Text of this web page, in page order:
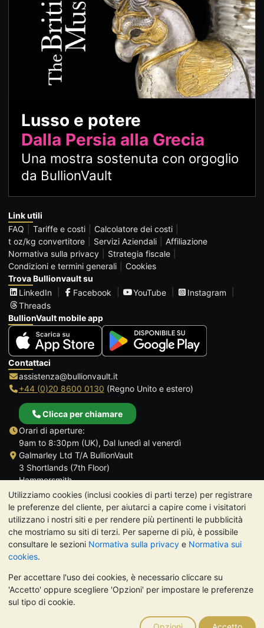
Utilizziamo cookies (inclusi cookies di parti terze) per registrare
le preferenze del cliente, per aiutarci a capire come i visitatori
utilizzano i nostri siti e per rendere più pertinenti le pubblicità
che mostriamo su siti di terzi. Per saperne di più, è possibile
consultare le sezioni Normativa sulla privacy e Normativa sui
cookies.
Per accettare l'uso dei cookies, è necessario cliccare su
'Accetto' oppure scegliere 'Opzioni' per impostare le preferenze
sul tipo di cookie.
Lusso e potere
Dalla Persia alla Grecia
Una mostra sostenuta con orgoglio
da BullionVault
Link utili
FAQ
Tariffe e costi
Calcolatore dei costi
t oz/kg convertitore
Servizi Aziendali
Affiliazione
Normativa sulla privacy
Strategia fiscale
Condizioni e termini generali
Cookies
Trova Bullionvault su
LinkedIn
Facebook YouTube
Instagram
Threads
BullionVault mobile app
Contattaci
assistenza@bullionvault.it
+44 (0)20 8600 0130 (Regno Unito e estero)
Clicca per chiamare
Orari di aperture:
9am to 8:30pm (UK), Dal lunedì al venerdì
Galmarley Ltd T/A BullionVault
3 Shortlands (7th Floor)
Hammersmith
Londra
W6 8DA
Regno Unito
TrustScore 4.7 | 488 recensioni
NOTA BENE: Il valore dei metalli preziosi può diminuire o
aumentare, e i trend storici non sono predittori dell'andamento
futuro. Nulla di quanto contenuto nei siti web di BullionVault o